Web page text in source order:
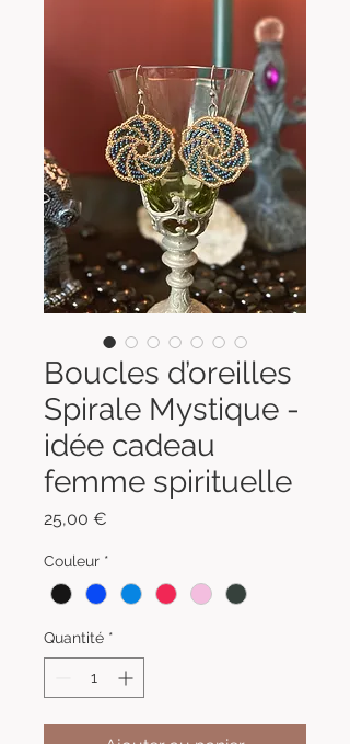
Boucles d’oreilles
Spirale Mystique -
idée cadeau
femme spirituelle
25,00 €
Couleur *
Quantité *